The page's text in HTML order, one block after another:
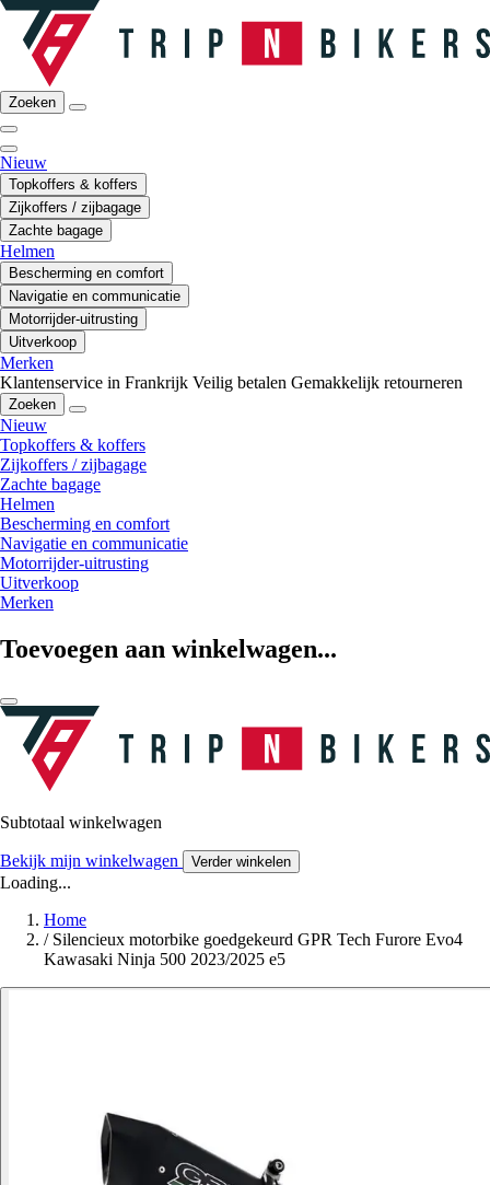
Zoeken
Nieuw
Topkoffers & koffers
Zijkoffers / zijbagage
Zachte bagage
Helmen
Bescherming en comfort
Navigatie en communicatie
Motorrijder-uitrusting
Uitverkoop
Merken
Klantenservice in Frankrijk Veilig betalen Gemakkelijk retourneren
Zoeken
Nieuw
Topkoffers & koffers
Zijkoffers / zijbagage
Zachte bagage
Helmen
Bescherming en comfort
Navigatie en communicatie
Motorrijder-uitrusting
Uitverkoop
Merken
Toevoegen aan winkelwagen...
Subtotaal winkelwagen
Bekijk mijn winkelwagen Verder winkelen
Loading...
Home
/ Silencieux motorbike goedgekeurd GPR Tech Furore Evo4
Kawasaki Ninja 500 2023/2025 e5